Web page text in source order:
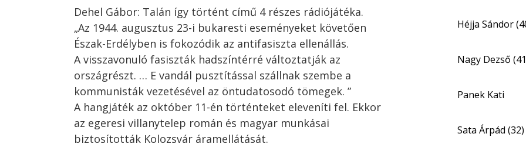
Dehel Gábor: Talán így történt című 4 részes rádiójátéka.
„Az 1944. augusztus 23-i bukaresti eseményeket követően
Észak-Erdélyben is fokozódik az antifasiszta ellenállás.
A visszavonuló fasiszták hadszíntérré változtatják az
országrészt. … E vandál pusztítással szállnak szembe a
kommunisták vezetésével az öntudatosodó tömegek. ”
A hangjáték az október 11-én történteket eleveníti fel. Ekkor
az egeresi villanytelep román és magyar munkásai
biztosították Kolozsvár áramellátását.
Héjja Sándor
Nagy Dezső
Panek Kati
Sata Árpád (32)